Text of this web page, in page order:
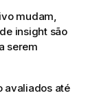
mudam,
insight são
serem
avaliados até